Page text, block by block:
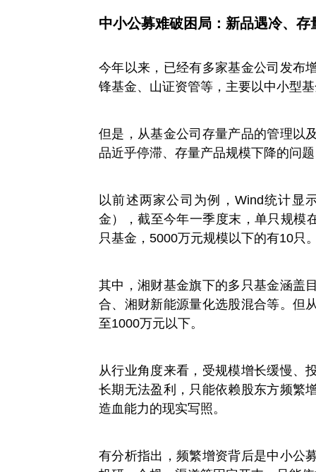
中小公募难破困局：新品遇冷、存
今年以来，已经有多家基金公司发布
锋基金、山证资管等，主要以中小型
但是，从基金公司存量产品的管理以
品近乎停滞、存量产品规模下降的问
以前述两家公司为例，Wind统计显
金），截至今年一季度末，单只规模
只基金，5000万元规模以下的有10只
其中，湘财基金旗下的多只基金涵盖
合、湘财新能源量化选股混合等。但
至1000万元以下。
从行业角度来看，受规模增长缓慢、
长期无法盈利，只能依赖股东方频繁
造血能力的现实写照。
有分析指出，频繁增资背后是中小公